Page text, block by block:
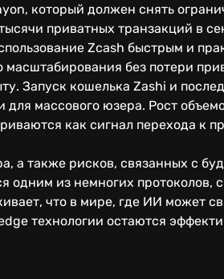
который должен снять
приватных транзакций в
Zcash быстрым и
масштабирования без потери
Запуск кошелька Zashi и
массового юзера. Рост
как сигнал перехода к
а также рисков, связанных с
одним из немногих протоколов,
что в мире, где ИИ может
технологии остаются